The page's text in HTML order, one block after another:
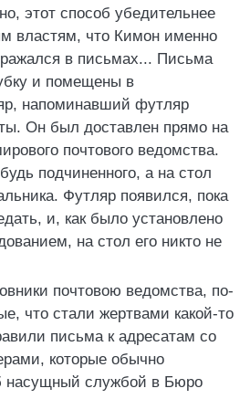
этот способ убедительнее
властям, что Кимон именно
в письмах... Письма
и помещены в
напоминавший футляр
Он был доставлен прямо на
почтового ведомства.
подчиненного, а на стол
Футляр появился, пока
и, как было установлено
на стол его никто не
почтовою ведомства, по-
что стали жертвами какой-то
письма к адресатам со
которые обычно
насущный службой в Бюро